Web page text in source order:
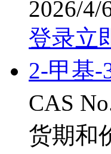
2026/4/
登录立
2-甲基-
CAS
货期和